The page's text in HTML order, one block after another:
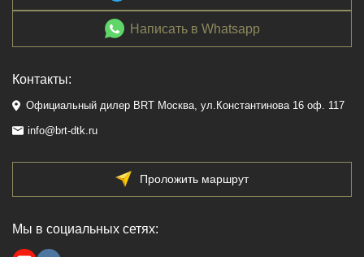
Написать в Whatsapp
Контакты:
Официальный дилер BRT Москва, ул.Константинова 16 оф. 117
info@brt-dtk.ru
Проложить маршрут
Мы в социальных сетях: